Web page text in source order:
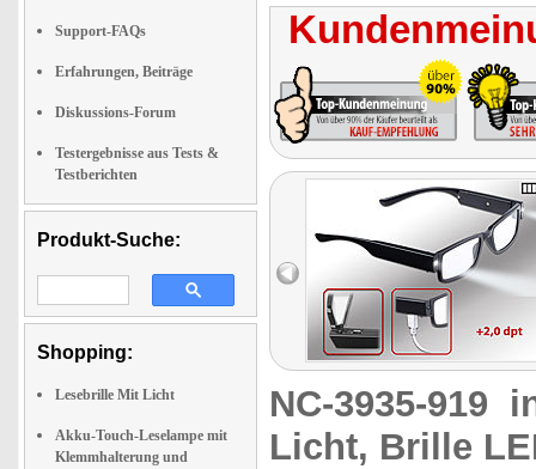
Support-FAQs
Erfahrungen, Beiträge
Diskussions-Forum
Testergebnisse aus Tests &
Testberichten
Produkt-Suche:
Shopping:
Lesebrille Mit Licht
Akku-Touch-Leselampe mit
Klemmhalterung und
NC-3935-919
Licht, Brille